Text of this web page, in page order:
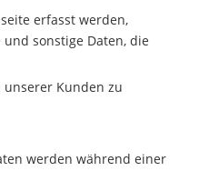
erfasst werden,
sonstige Daten, die
unserer Kunden zu
werden während einer